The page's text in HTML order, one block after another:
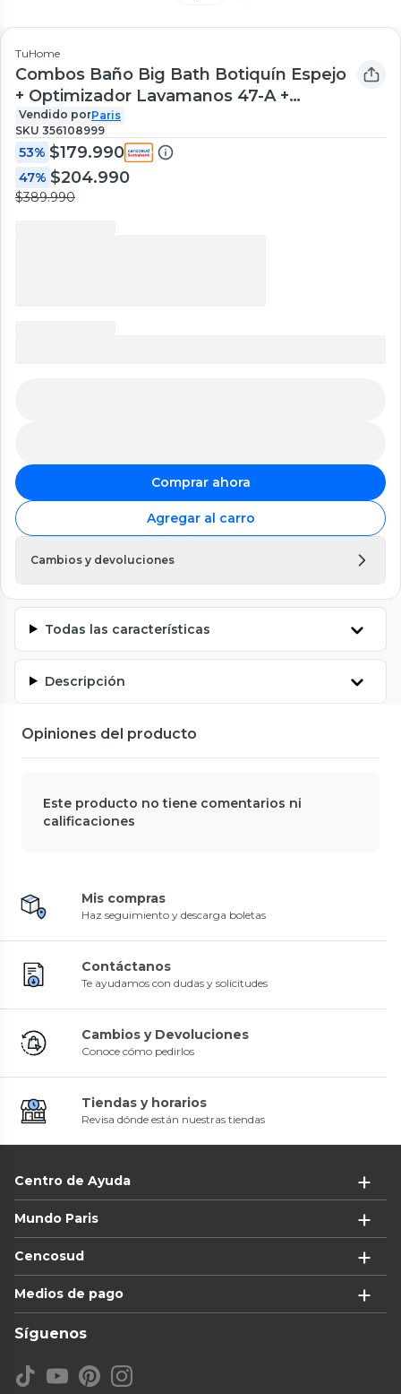
TuHome
Combos Baño Big Bath Botiquín Espejo
+ Optimizador Lavamanos 47-A +
Armario Optimizador
Vendido porParis
SKU 356108999
53% $179.990
47% $204.990
$389.990
Comprar ahora
Agregar al carro
Cambios y devoluciones
Todas las características
Descripción
Opiniones del producto
Este producto no tiene comentarios ni
calificaciones
Mis compras
Haz seguimiento y descarga boletas
Contáctanos
Te ayudamos con dudas y solicitudes
Cambios y Devoluciones
Conoce cómo pedirlos
Tiendas y horarios
Revisa dónde están nuestras tiendas
Centro de Ayuda
Mundo Paris
Cencosud
Medios de pago
Síguenos